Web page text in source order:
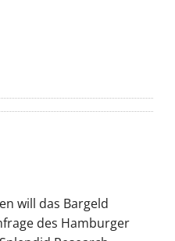
will das Bargeld
des Hamburger